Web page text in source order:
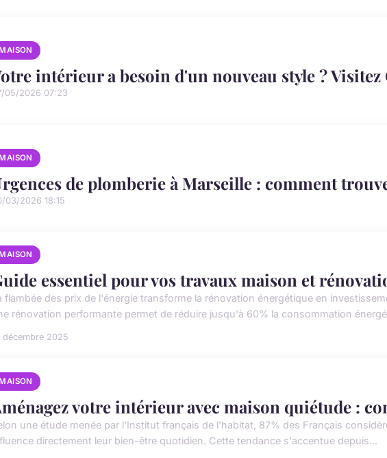
MAISON
intérieur a besoin d'un nouveau style ?
05/2026 07:23
MAISON
de plomberie à Marseille : comment
03/2026 18:15
MAISON
essentiel pour vos travaux maison et
flambée des prix de l'énergie transforme la rénovation énergétique en
rénovation performante permet de réduire jusqu'à 60% la consommation
décembre 2025
MAISON
votre intérieur avec maison quiétude :
une étude menée par l'Institut français de l'habitat, 87% des Français
directement leur bien-être quotidien. Cette tendance s'accentue depuis...